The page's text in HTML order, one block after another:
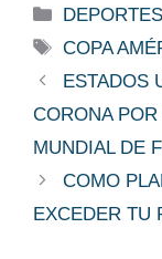
Categorías
DEPORTES
Etiquetas
COPA
ESTADOS
CORONA
MUNDIAL DE
COMO
EXCEDER TU